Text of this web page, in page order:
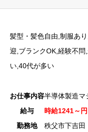
髪型・髪色自由,制服あ
迎,ブランクOK,経験不
い,40代が多い
お仕事内容半導体製造マ
給与
時給1241～円
勤務地
秩父市下吉田